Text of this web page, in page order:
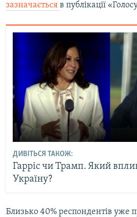
зазначається в публікації
ДИВІТЬСЯ ТАКОЖ:
Гарріс чи Трамп. Який
Україну?
Близько 40% респондентів уже